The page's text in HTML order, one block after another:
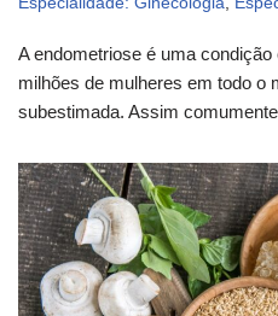
A endometriose é uma
milhões de mulheres em todo o
subestimada. Assim